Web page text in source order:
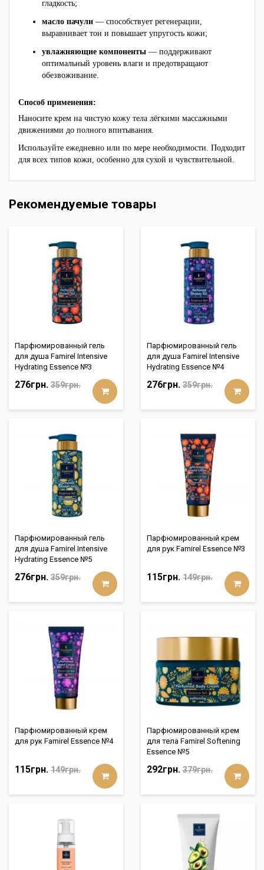
гладкость;
масло пачули — способствует регенерации,
выравнивает тон и повышает упругость кожи;
увлажняющие компоненты — поддерживают
оптимальный уровень влаги и предотвращают
обезвоживание.
Способ применения:
Наносите крем на чистую кожу тела лёгкими массажными
движениями до полного впитывания.
Используйте ежедневно или по мере необходимости. Подходит
для всех типов кожи, особенно для сухой и чувствительной.
Рекомендуемые товары
Парфюмированный гель
для душа Famirel Intensive
Hydrating Essence №3
276грн. 359грн.
Парфюмированный гель
для душа Famirel Intensive
Hydrating Essence №4
276грн. 359грн.
Парфюмированный гель
для душа Famirel Intensive
Hydrating Essence №5
276грн. 359грн.
Парфюмированный крем
для рук Famirel Essence №3
115грн. 149грн.
Парфюмированный крем
для рук Famirel Essence №4
115грн. 149грн.
Парфюмированный крем
для тела Famirel Softening
Essence №5
292грн. 379грн.